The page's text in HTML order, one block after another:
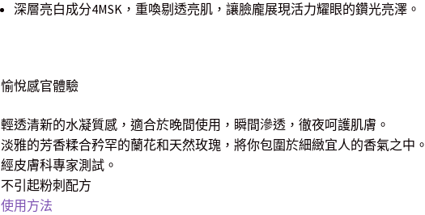
深層亮白成分4MSK，重喚剔透亮肌，讓臉龐展現活力耀眼的鑽光亮澤。
愉悅感官體驗
輕透清新的水凝質感，適合於晚間使用，瞬間滲透，徹夜呵護肌膚。
淡雅的芳香糅合矜罕的蘭花和天然玫瑰，將你包圍於細緻宜人的香氣之中。
經皮膚科專家測試。
不引起粉刺配方
使用方法